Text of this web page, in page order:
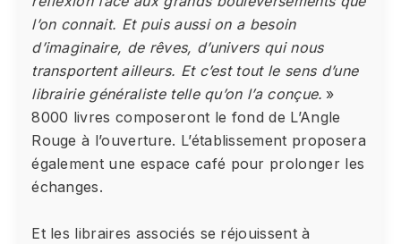
l’on connait. Et puis aussi on a besoin
d’imaginaire, de rêves, d’univers qui nous
transportent ailleurs. Et c’est tout le sens d’une
librairie généraliste telle qu’on l’a conçue. »
8000 livres composeront le fond de L’Angle
Rouge à l’ouverture. L’établissement proposera
également une espace café pour prolonger les
échanges.
Et les libraires associés se réjouissent à